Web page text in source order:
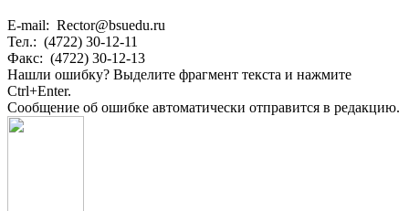
E-mail: Rector@bsuedu.ru
Тел.: (4722) 30-12-11
Факс: (4722) 30-12-13
Нашли ошибку? Выделите фрагмент текста и нажмите
Ctrl+Enter.
Сообщение об ошибке автоматически отправится в редакцию.